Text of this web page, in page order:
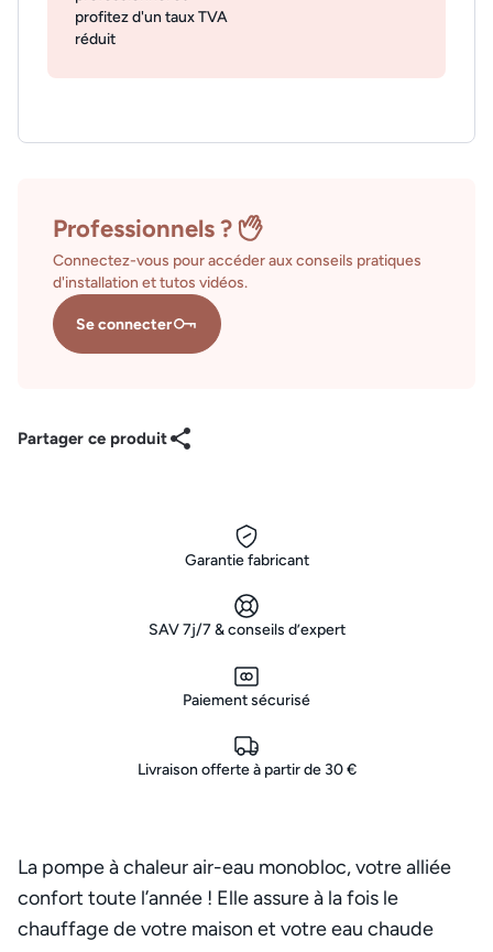
profitez d'un taux TVA
réduit
Professionnels ?
Connectez-vous pour accéder aux conseils pratiques
d'installation et tutos vidéos.
Se connecter
Partager ce produit
Garantie fabricant
SAV 7j/7 & conseils d’expert
Paiement sécurisé
Livraison offerte à partir de 30 €
La pompe à chaleur air-eau monobloc, votre alliée
confort toute l’année ! Elle assure à la fois le
chauffage de votre maison et votre eau chaude